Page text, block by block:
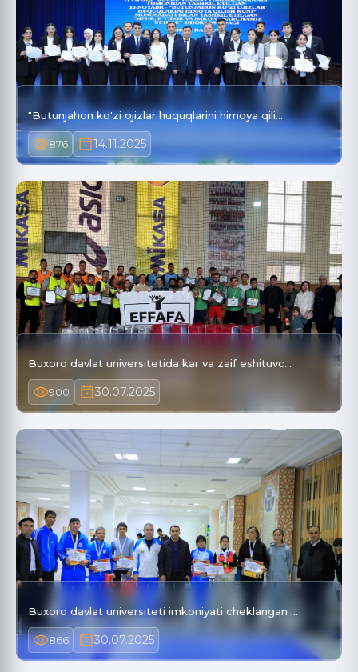
"Butunjahon ko'zi ojizlar huquqlarini himoya qili…
876 14.11.2025
Buxoro davlat universitetida kar va zaif eshituvc…
900 30.07.2025
Buxoro davlat universiteti imkoniyati cheklangan …
866 30.07.2025